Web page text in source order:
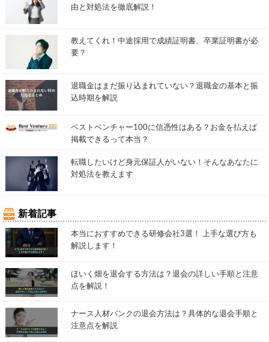
由と対処法を徹底解説！
教えてくれ！中途採用で成績証明書、卒業証明書が必
要？
退職金はまだ振り込まれていない？退職金の基本と振
込時期を解説
ベストベンチャー100に信憑性はある？お金を払えば
掲載できるって本当？
転職したいけど身元保証人がいない！そんなあなたに
対処法を教えます
新着記事
本当におすすめできる研修会社3選！ 上手な選び方も
解説します！
ほいく畑を退会する方法は？退会の詳しい手順と注意
点を解説！
ナース人材バンクの退会方法は？具体的な退会手順と
注意点を解説